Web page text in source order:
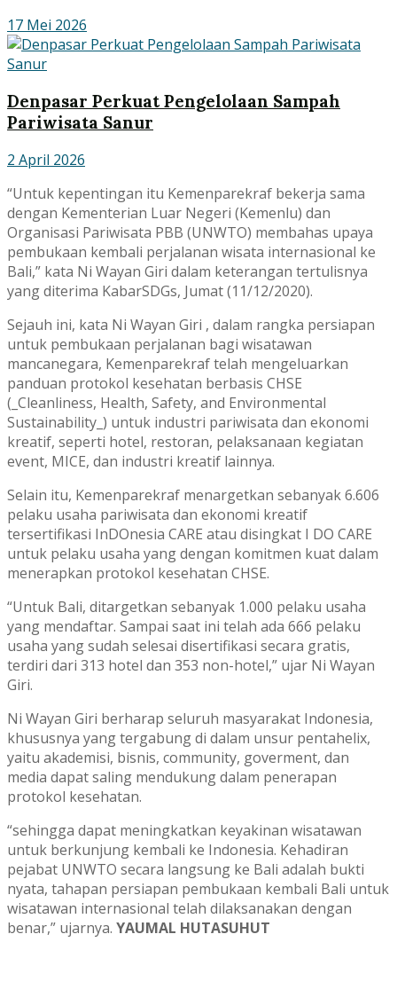
17 Mei 2026
Denpasar Perkuat Pengelolaan Sampah
Pariwisata Sanur
2 April 2026
“Untuk kepentingan itu Kemenparekraf bekerja sama
dengan Kementerian Luar Negeri (Kemenlu) dan
Organisasi Pariwisata PBB (UNWTO) membahas upaya
pembukaan kembali perjalanan wisata internasional ke
Bali,” kata Ni Wayan Giri dalam keterangan tertulisnya
yang diterima KabarSDGs, Jumat (11/12/2020).
Sejauh ini, kata Ni Wayan Giri , dalam rangka persiapan
untuk pembukaan perjalanan bagi wisatawan
mancanegara, Kemenparekraf telah mengeluarkan
panduan protokol kesehatan berbasis CHSE
(_Cleanliness, Health, Safety, and Environmental
Sustainability_) untuk industri pariwisata dan ekonomi
kreatif, seperti hotel, restoran, pelaksanaan kegiatan
event, MICE, dan industri kreatif lainnya.
Selain itu, Kemenparekraf menargetkan sebanyak 6.606
pelaku usaha pariwisata dan ekonomi kreatif
tersertifikasi InDOnesia CARE atau disingkat I DO CARE
untuk pelaku usaha yang dengan komitmen kuat dalam
menerapkan protokol kesehatan CHSE.
“Untuk Bali, ditargetkan sebanyak 1.000 pelaku usaha
yang mendaftar. Sampai saat ini telah ada 666 pelaku
usaha yang sudah selesai disertifikasi secara gratis,
terdiri dari 313 hotel dan 353 non-hotel,” ujar Ni Wayan
Giri.
Ni Wayan Giri berharap seluruh masyarakat Indonesia,
khususnya yang tergabung di dalam unsur pentahelix,
yaitu akademisi, bisnis, community, goverment, dan
media dapat saling mendukung dalam penerapan
protokol kesehatan.
“sehingga dapat meningkatkan keyakinan wisatawan
untuk berkunjung kembali ke Indonesia. Kehadiran
pejabat UNWTO secara langsung ke Bali adalah bukti
nyata, tahapan persiapan pembukaan kembali Bali untuk
wisatawan internasional telah dilaksanakan dengan
benar,” ujarnya. YAUMAL HUTASUHUT